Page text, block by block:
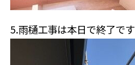
5.雨樋工事は本日で終了です